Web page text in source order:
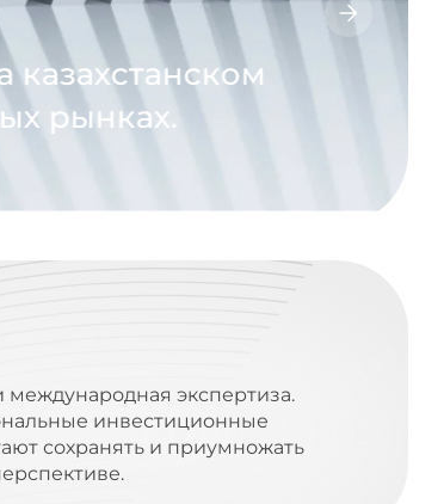
инвестиционные
сохранять и приумножать